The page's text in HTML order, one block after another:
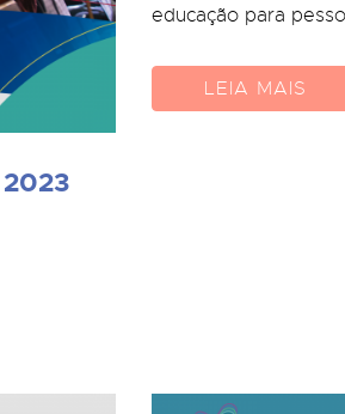
2023
educação para
LEIA MAIS